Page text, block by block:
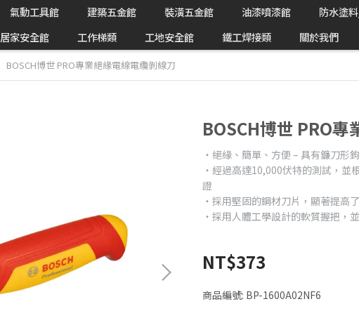
氣動工具館 建築五金館 裝潢五金館 油漆噴漆館 防水塗
居家安全館 工作梯類 工地安全館 鐵工焊接類 關於我們
BOSCH博世 PRO專業絕緣電線電纜剝線刀
BOSCH博世 PRO
‧絕緣、簡單、方便 – 具有鐮刀形
‧經過高達10,000伏特的測試，並
證
‧採用堅固的鋼材刀片，顯著提高
‧採用人體工學設計的軟質握把，
NT$373
商品編號: BP-1600A02NF6